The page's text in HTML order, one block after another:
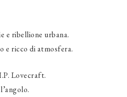
e ribellione urbana.
e ricco di atmosfera.
Lovecraft.